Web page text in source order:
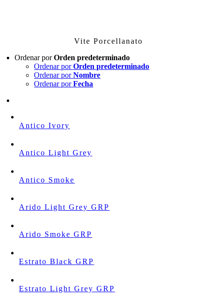
Vite Porcellanato
Ordenar porOrden predeterminado
Ordenar porOrden predeterminado
Ordenar porNombre
Ordenar porFecha
Antico Ivory
Antico Light Grey
Antico Smoke
Arido Light Grey GRP
Arido Smoke GRP
Estrato Black GRP
Estrato Light Grey GRP